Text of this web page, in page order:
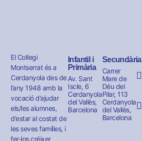
El Col·legi
Montserrat és a
Cerdanyola des de
l’any 1948 amb la
vocació d’ajudar
els/les alumnes,
d’estar al costat de
les seves famílies, i
fer-los créixer
Infantil i
Primària
Av. Sant
Iscle, 6
Cerdanyola
del Vallès,
Barcelona
Secundària
Carrer
Mare de
Déu del
Pilar, 113
Cerdanyola
del Vallès,
Barcelona